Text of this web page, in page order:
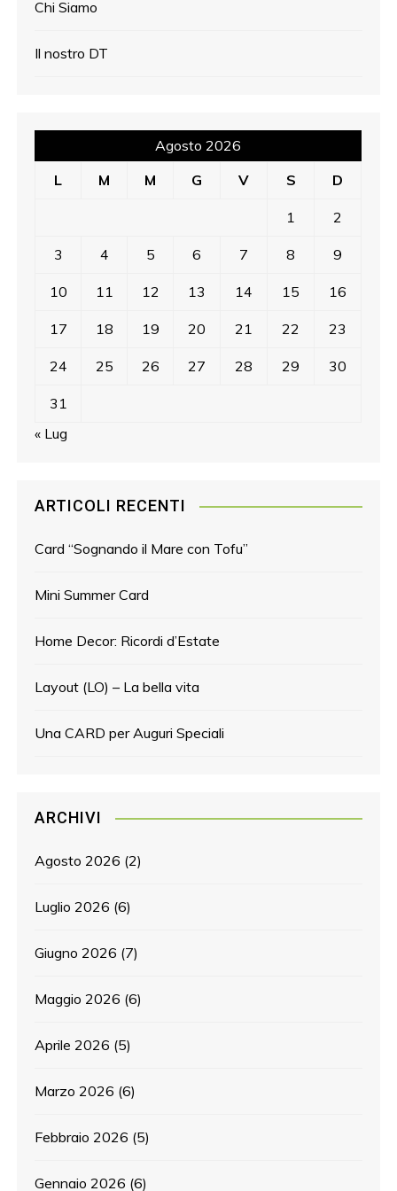
Chi Siamo
Il nostro DT
Agosto 2026
L
M M G V S D
1 2
3 4 5 6 7 8 9
10 11 12 13 14 15 16
17 18 19 20 21 22 23
24 25 26 27 28 29 30
31
« Lug
ARTICOLI RECENTI
Card “Sognando il Mare con Tofu”
Mini Summer Card
Home Decor: Ricordi d’Estate
Layout (LO) – La bella vita
Una CARD per Auguri Speciali
ARCHIVI
Agosto 2026 (2)
Luglio 2026 (6)
Giugno 2026 (7)
Maggio 2026 (6)
Aprile 2026 (5)
Marzo 2026 (6)
Febbraio 2026 (5)
Gennaio 2026 (6)